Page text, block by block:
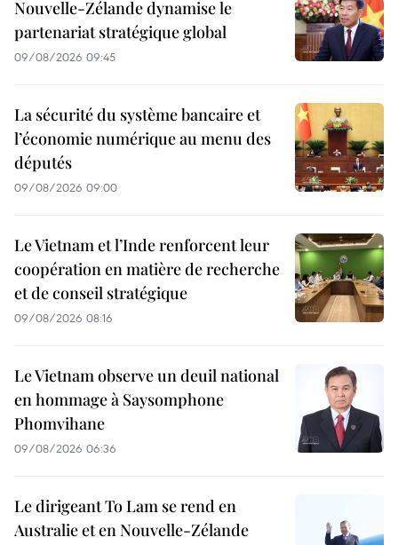
Nouvelle-Zélande dynamise le
partenariat stratégique global
09/08/2026 09:45
La sécurité du système bancaire et
l’économie numérique au menu des
députés
09/08/2026 09:00
Le Vietnam et l’Inde renforcent leur
coopération en matière de recherche
et de conseil stratégique
09/08/2026 08:16
Le Vietnam observe un deuil national
en hommage à Saysomphone
Phomvihane
09/08/2026 06:36
Le dirigeant To Lam se rend en
Australie et en Nouvelle-Zélande